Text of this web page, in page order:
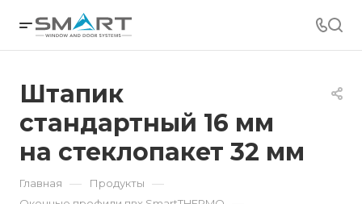
Штапик
стандартный 16 мм
на стеклопакет 32 мм
Главная — Продукты —